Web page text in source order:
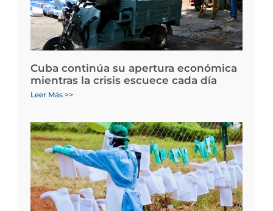
Cuba continúa su apertura económica
mientras la crisis escuece cada día
Leer Más >>